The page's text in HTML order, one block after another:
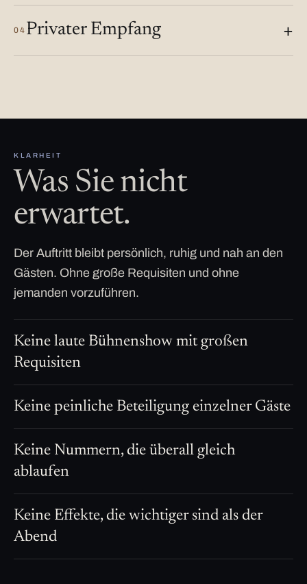
04 Privater Empfang
KLARHEIT
Was Sie nicht
erwartet.
Der Auftritt bleibt persönlich, ruhig und nah an den
Gästen. Ohne große Requisiten und ohne
jemanden vorzuführen.
Keine laute Bühnenshow mit großen
Requisiten
Keine peinliche Beteiligung einzelner Gäste
Keine Nummern, die überall gleich
ablaufen
Keine Effekte, die wichtiger sind als der
Abend